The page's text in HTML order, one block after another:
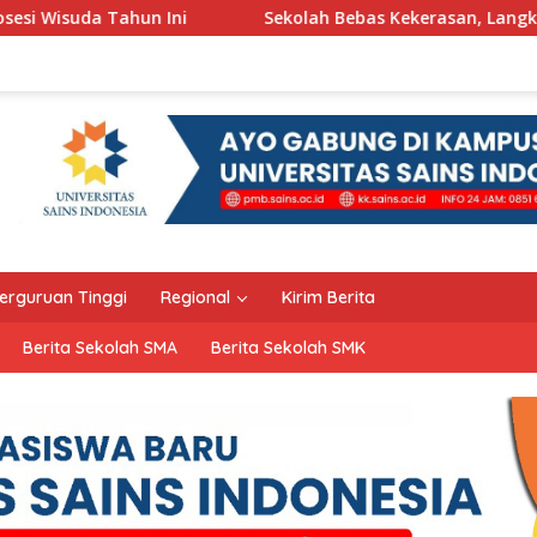
Sekolah Bebas Kekerasan, Langkah Pemkot Kediri
Tinggi Regional Kirim Berita
Berita Sekolah SMA Berita Sekolah SMK